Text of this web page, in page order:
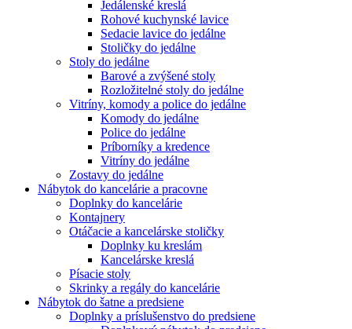
Jedálenské kreslá
Rohové kuchynské lavice
Sedacie lavice do jedálne
Stoličky do jedálne
Stoly do jedálne
Barové a zvýšené stoly
Rozložitelné stoly do jedálne
Vitríny, komody a police do jedálne
Komody do jedálne
Police do jedálne
Príborníky a kredence
Vitríny do jedálne
Zostavy do jedálne
Nábytok do kancelárie a pracovne
Doplnky do kancelárie
Kontajnery
Otáčacie a kancelárske stoličky
Doplnky ku kreslám
Kancelárske kreslá
Písacie stoly
Skrinky a regály do kancelárie
Nábytok do šatne a predsiene
Doplnky a príslušenstvo do predsiene